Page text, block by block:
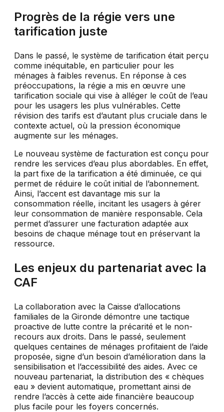
Progrès de la régie vers une
tarification juste
Dans le passé, le système de tarification était perçu
comme inéquitable, en particulier pour les
ménages à faibles revenus. En réponse à ces
préoccupations, la régie a mis en œuvre une
tarification sociale qui vise à alléger le coût de l’eau
pour les usagers les plus vulnérables. Cette
révision des tarifs est d’autant plus cruciale dans le
contexte actuel, où la pression économique
augmente sur les ménages.
Le nouveau système de facturation est conçu pour
rendre les services d’eau plus abordables. En effet,
la part fixe de la tarification a été diminuée, ce qui
permet de réduire le coût initial de l’abonnement.
Ainsi, l’accent est davantage mis sur la
consommation réelle, incitant les usagers à gérer
leur consommation de manière responsable. Cela
permet d’assurer une facturation adaptée aux
besoins de chaque ménage tout en préservant la
ressource.
Les enjeux du partenariat avec la
CAF
La collaboration avec la Caisse d’allocations
familiales de la Gironde démontre une tactique
proactive de lutte contre la précarité et le non-
recours aux droits. Dans le passé, seulement
quelques centaines de ménages profitaient de l’aide
proposée, signe d’un besoin d’amélioration dans la
sensibilisation et l’accessibilité des aides. Avec ce
nouveau partenariat, la distribution des « chèques
eau » devient automatique, promettant ainsi de
rendre l’accès à cette aide financière beaucoup
plus facile pour les foyers concernés.